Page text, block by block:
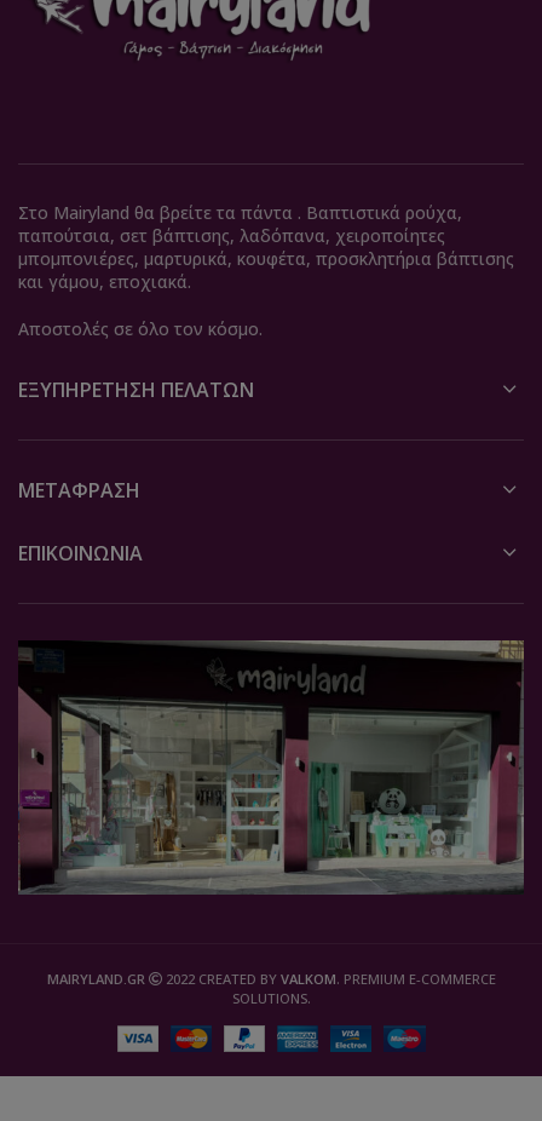
Στο Mairyland θα βρείτε τα πάντα . Βαπτιστικά ρούχα,
παπούτσια, σετ βάπτισης, λαδόπανα, χειροποίητες
μπομπονιέρες, μαρτυρικά, κουφέτα, προσκλητήρια βάπτισης
και γάμου, εποχιακά.
Αποστολές σε όλο τον κόσμο.
ΕΞΥΠΗΡΈΤΗΣΗ ΠΕΛΑΤΏΝ
ΜΕΤΆΦΡΑΣΗ
ΕΠΙΚΟΙΝΩΝΙΑ
MAIRYLAND.GR 2022 CREATED BY VALKOM. PREMIUM E-COMMERCE
SOLUTIONS.